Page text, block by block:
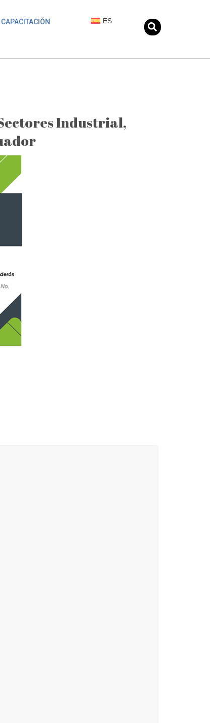
CAPACITACIÓN ES
Industrial,